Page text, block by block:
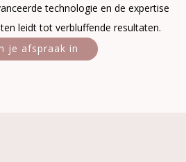
technologie en de expertise
leidt tot verbluffende resultaten.
je afspraak in